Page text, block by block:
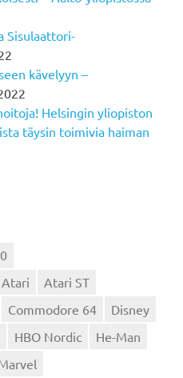
Sisulaattori-
kävelyyn –
Helsingin yliopiston
täysin toimivia haiman
Atari
Atari ST
Commodore 64
Disney
HBO Nordic
He-Man